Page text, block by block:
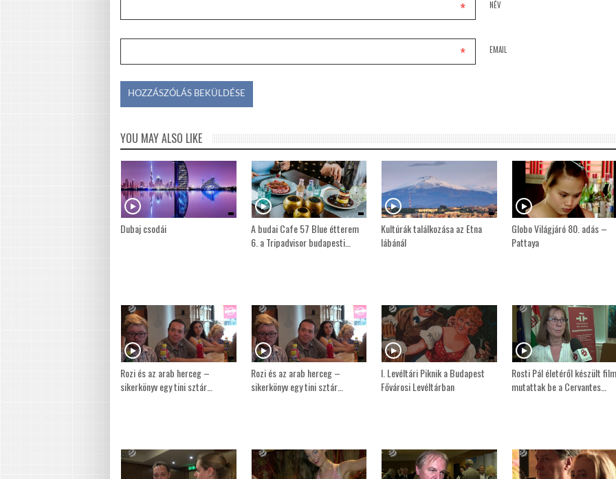
NÉV
*
EMAIL
*
YOU MAY ALSO LIKE
Dubaj csodái
A budai Cafe 57 Blue étterem
6. a Tripadvisor budapesti…
Kultúrák találkozása az Etna
lábánál
Globo Világjáró 80. adás –
Pattaya
Rozi és az arab herceg –
sikerkönyv egy tini sztár…
Rozi és az arab herceg –
sikerkönyv egy tini sztár…
I. Levéltári Piknik a Budapest
Fővárosi Levéltárban
Rosti Pál életéről készült
mutattak be a Cervantes…